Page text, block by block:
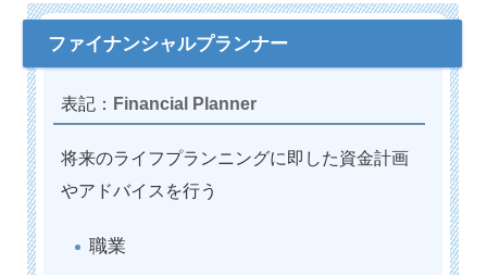
Financial Planner
将来のライフプランニングに即した資金計画
やアドバイスを行う
職業